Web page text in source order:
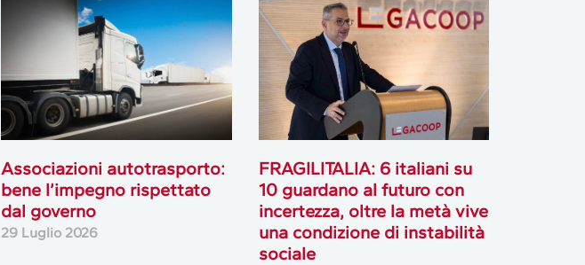
Associazioni autotrasporto:
bene l’impegno rispettato
dal governo
29 Luglio 2026
FRAGILITALIA: 6 italiani su
10 guardano al futuro con
incertezza, oltre la metà vive
una condizione di instabilità
sociale